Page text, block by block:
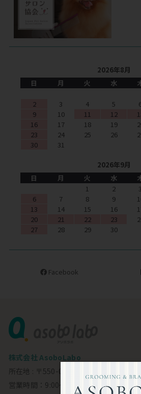
2026年8月
日
月 火 水
2
3 4 5
9
10 11 12
16
17 18 19
23
24 25 26
30
31
2026年9月
日
月 火 水
1
2 3
6
7 8 9
13
14 15 16
20
21 22 23
27
28 29 30
Facebook
株式会社 AsoboLabo
所在地 : 〒550-0002 大阪市西区江戸堀
営業時間：9:00～18:00